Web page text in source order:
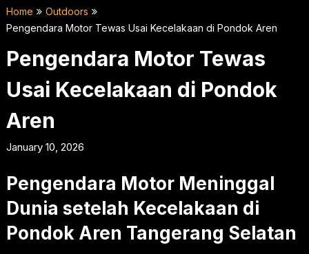
Home
Outdoors
Pengendara Motor Tewas Usai Kecelakaan di Pondok Aren
Pengendara Motor Tewas
Usai Kecelakaan di Pondok
Aren
January 10, 2026
Pengendara Motor Meninggal
Dunia setelah Kecelakaan di
Pondok Aren Tangerang Selatan